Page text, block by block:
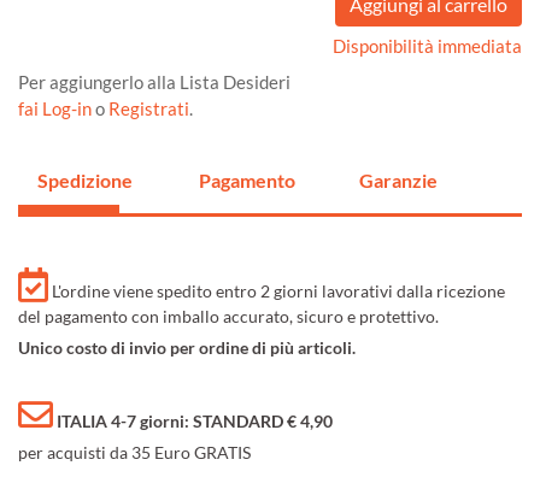
Disponibilità immediata
Per aggiungerlo alla Lista Desideri
fai Log-ino Registrati.
Spedizione Pagamento Garanzie
L'ordine viene spedito entro 2 giorni lavorativi dalla ricezione
del pagamento con imballo accurato, sicuro e protettivo.
Unico costo di invio per ordine di più articoli.
ITALIA 4-7 giorni: STANDARD € 4,90
per acquisti da 35 Euro GRATIS